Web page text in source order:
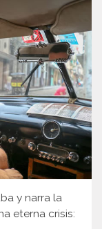
y narra la
eterna crisis: